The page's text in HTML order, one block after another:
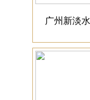
广州新淡